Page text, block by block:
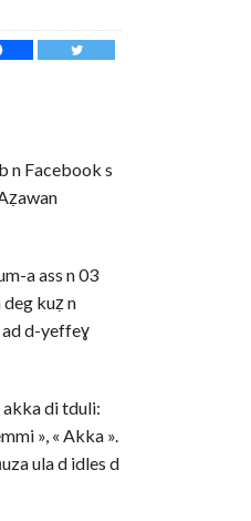
n Facebook s
a ass n 03
kuẓ n
ad d-yeffeɣ
di tduli:
», « Akka ».
ula d idles d